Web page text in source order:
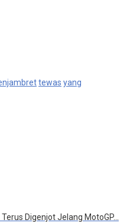
tewas yang
Digenjot Jelang MotoGP…